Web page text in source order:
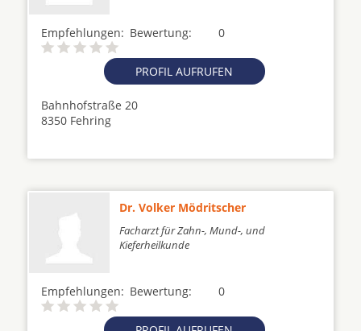
Empfehlungen: 0
Bewertung:
PROFIL AUFRUFEN
Bahnhofstraße 20
8350 Fehring
Dr. Volker Mödritscher
Facharzt für Zahn-, Mund-, und
Kieferheilkunde
Empfehlungen: 0
Bewertung: